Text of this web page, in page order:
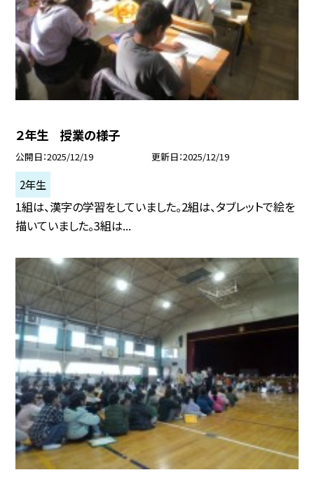
２年生 授業の様子
公開日 2025/12/19 更新日 2025/12/19
2年生
1組は、漢字の学習をしていました。2組は、タブレットで絵を
描いていました。3組は...